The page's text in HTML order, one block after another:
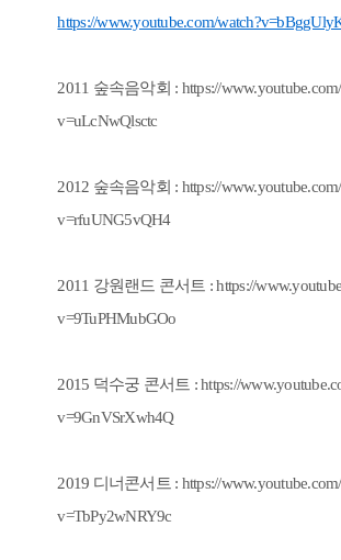
https://www.youtube.com/
2011 숲속음악회 : https://
v=uLcNwQlsctc
2012 숲속음악회 : https://
v=rfuUNG5vQH4
2011 강원랜드 콘서트 :https://
v=9TuPHMubGOo
2015 덕수궁 콘서트 :https://
v=9GnVSrXwh4Q
2019 디너콘서트 : https://
v=TbPy2wNRY9c